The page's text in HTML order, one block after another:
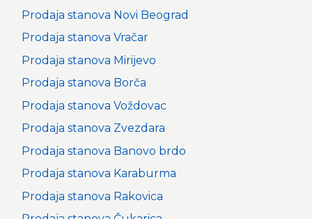
Prodaja stanova Novi Beograd
Prodaja stanova Vračar
Prodaja stanova Mirijevo
Prodaja stanova Borča
Prodaja stanova Voždovac
Prodaja stanova Zvezdara
Prodaja stanova Banovo brdo
Prodaja stanova Karaburma
Prodaja stanova Rakovica